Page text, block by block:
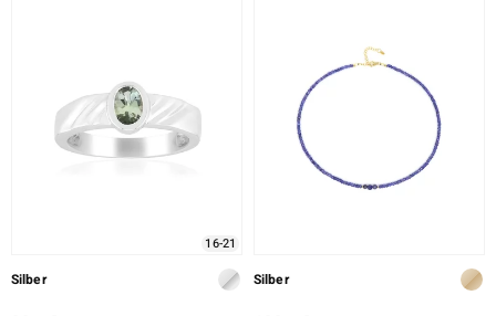
16-21
Silber Silber